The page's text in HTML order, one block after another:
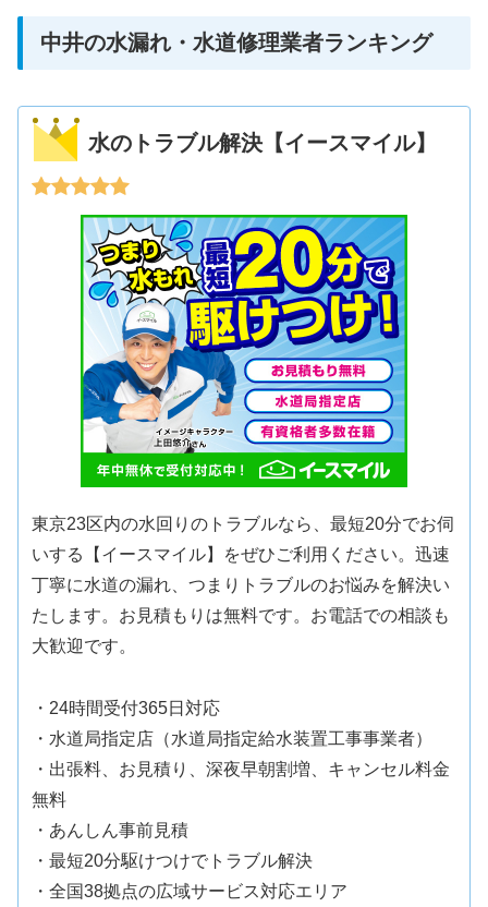
中井の水漏れ・水道修理業者ランキング
水のトラブル解決【イースマイル】
東京23区内の水回りのトラブルなら、最短20分でお伺
いする【イースマイル】をぜひご利用ください。迅速
丁寧に水道の漏れ、つまりトラブルのお悩みを解決い
たします。お見積もりは無料です。お電話での相談も
大歓迎です。
・24時間受付365日対応
・水道局指定店（水道局指定給水装置工事事業者）
・出張料、お見積り、深夜早朝割増、キャンセル料金
無料
・あんしん事前見積
・最短20分駆けつけでトラブル解決
・全国38拠点の広域サービス対応エリア